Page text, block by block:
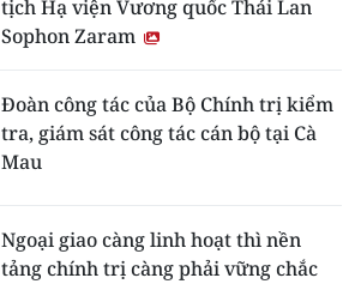
tịch Hạ viện Vương quốc Thái Lan
Sophon Zaram
Đoàn công tác của Bộ Chính trị kiểm
tra, giám sát công tác cán bộ tại Cà
Mau
Ngoại giao càng linh hoạt thì nền
tảng chính trị càng phải vững chắc